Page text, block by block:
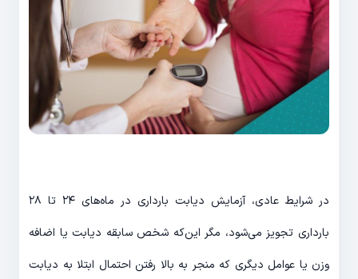
در شرایط عادی، آزمایش دیابت بارداری در ماه‌های ۲۴ تا ۲۸
بارداری تجویز می‌شود، مگر این‌که شخص سابقه دیابت یا اضافه
وزن یا عوامل دیگری که منجر به بالا رفتن احتمال ابتلا به دیابت